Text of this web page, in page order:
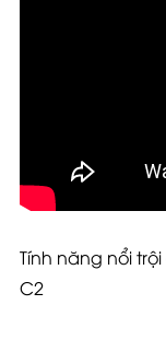
Tính năng nổi
C2